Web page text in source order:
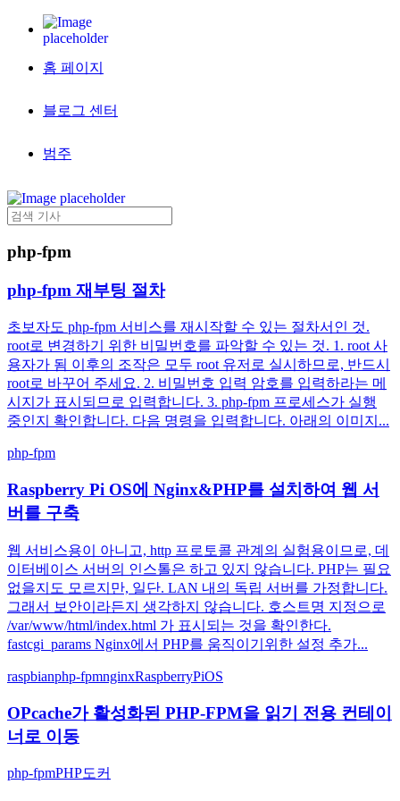
홈 페이지
블로그 센터
범주
php-fpm
php-fpm 재부팅 절차
초보자도 php-fpm 서비스를 재시작할 수 있는 절차서인 것.
root로 변경하기 위한 비밀번호를 파악할 수 있는 것. 1. root 사
용자가 됨 이후의 조작은 모두 root 유저로 실시하므로, 반드시
root로 바꾸어 주세요. 2. 비밀번호 입력 암호를 입력하라는 메
시지가 표시되므로 입력합니다. 3. php-fpm 프로세스가 실행
중인지 확인합니다. 다음 명령을 입력합니다. 아래의 이미지...
php-fpm
Raspberry Pi OS에 Nginx&PHP를 설치하여 웹 서
버를 구축
웹 서비스용이 아니고, http 프로토콜 관계의 실험용이므로, 데
이터베이스 서버의 인스톨은 하고 있지 않습니다. PHP는 필요
없을지도 모르지만, 일단. LAN 내의 독립 서버를 가정합니다.
그래서 보안이라든지 생각하지 않습니다. 호스트명 지정으로
/var/www/html/index.html 가 표시되는 것을 확인한다.
fastcgi_params Nginx에서 PHP를 움직이기위한 설정 추가...
raspbianphp-fpmnginxRaspberryPiOS
OPcache가 활성화된 PHP-FPM을 읽기 전용 컨테이
너로 이동
php-fpmPHP도커